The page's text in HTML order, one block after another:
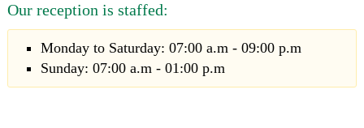
Our reception is staffed:
Monday to Saturday: 07:00 a.m - 09:00 p.m
Sunday: 07:00 a.m - 01:00 p.m